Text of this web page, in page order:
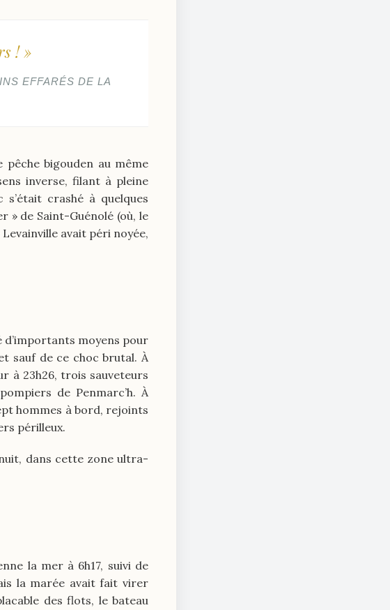
! »
EFFARÉS DE LA
bigouden au même
inverse, filant à pleine
s’était crashé à quelques
» de Saint-Guénolé (où, le
avait péri noyée,
d’importants moyens pour
sauf de ce choc brutal. À
à 23h26, trois sauveteurs
de Penmarc’h. À
hommes à bord, rejoints
périlleux.
dans cette zone ultra-
la mer à 6h17, suivi de
la marée avait fait virer
des flots, le bateau